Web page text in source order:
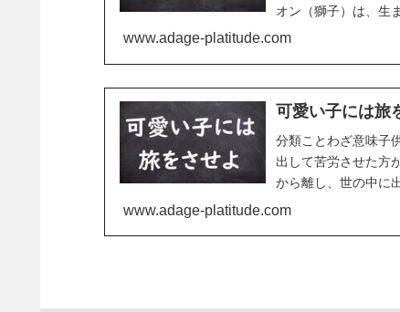
オン（獅子）は、生
けを育てるという言
www.adage-platitude.com
可愛い子には旅
分類ことわざ意味子
出して苦労させた方
から離し、世の中に
するならば、甘やか
www.adage-platitude.com